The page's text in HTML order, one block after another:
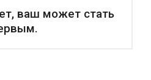
ваш может стать